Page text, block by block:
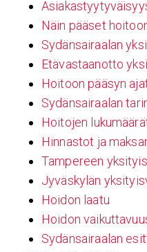
Näin pääset
Sydänsairaalan
Etävastaanotto
Hoitoon pääsyn
Sydänsairaalan
Hoitojen
Hinnastot ja
Tampereen
Jyväskylän
Hoidon laatu
Hoidon
Sydänsairaalan